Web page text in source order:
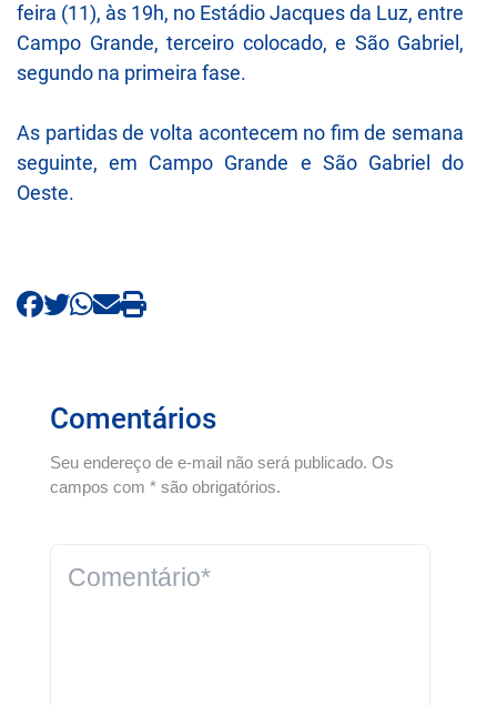
feira (11), às 19h, no Estádio Jacques da Luz, entre
Campo Grande, terceiro colocado, e São Gabriel,
segundo na primeira fase.
As partidas de volta acontecem no fim de semana
seguinte, em Campo Grande e São Gabriel do
Oeste.
Comentários
Seu endereço de e-mail não será publicado. Os
campos com * são obrigatórios.